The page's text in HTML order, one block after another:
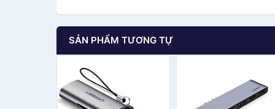
SẢN PHẨM TƯƠNG TỰ